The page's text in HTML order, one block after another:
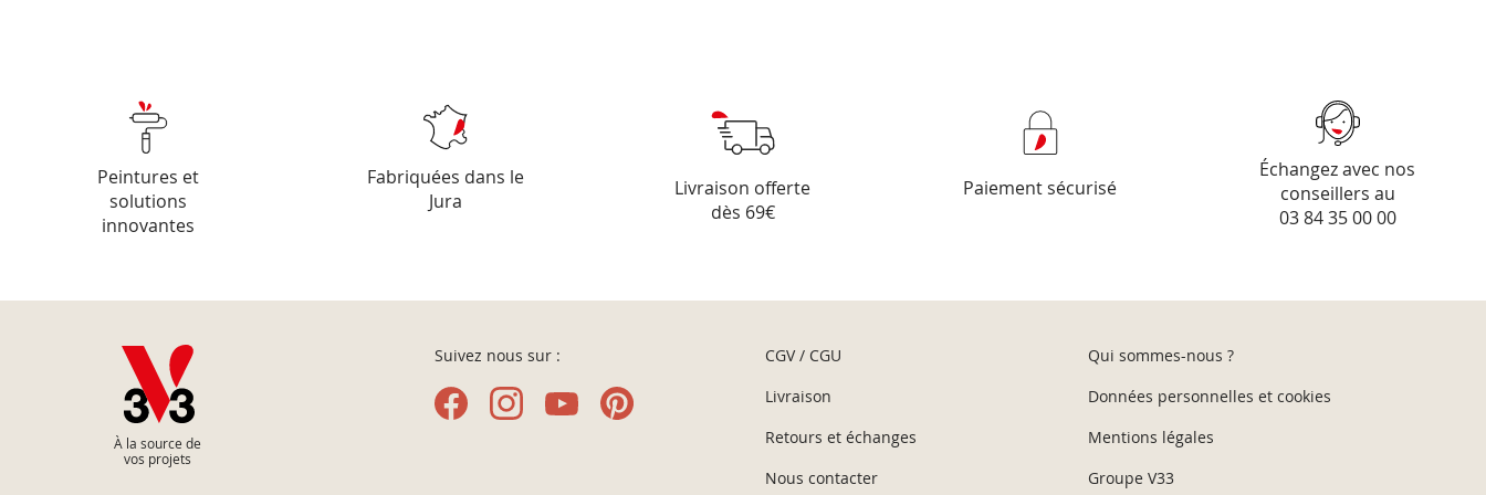
Peintures et
solutions
innovantes
Fabriquées dans le
Jura
Livraison offerte
dès 69€
Paiement sécurisé
Échangez avec nos
conseillers au
03 84 35 00 00
À la source de
vos projets
Suivez nous sur :
CGV / CGU
Livraison
Retours et échanges
Nous contacter
Qui sommes-nous ?
Données personnelles et cookies
Mentions légales
Groupe V33